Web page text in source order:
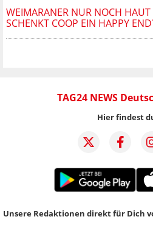
WEIMARANER NUR NOCH
SCHENKT COOP EIN HAPPY
TAG24 NEWS
Hier findest
Unsere Redaktionen direkt für Dich